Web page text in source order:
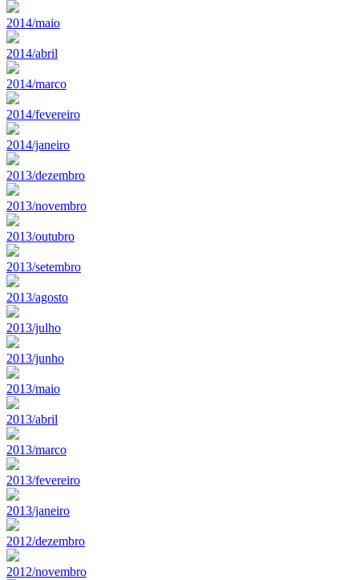
2014/maio
2014/abril
2014/marco
2014/fevereiro
2014/janeiro
2013/dezembro
2013/novembro
2013/outubro
2013/setembro
2013/agosto
2013/julho
2013/junho
2013/maio
2013/abril
2013/marco
2013/fevereiro
2013/janeiro
2012/dezembro
2012/novembro